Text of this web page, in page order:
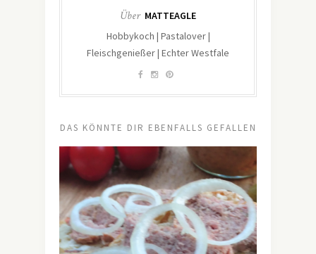
Über MATTEAGLE
Hobbykoch | Pastalover |
Fleischgenießer | Echter Westfale
DAS KÖNNTE DIR EBENFALLS GEFALLEN